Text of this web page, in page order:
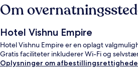
Om
Hotel Vishnu Empire
Hotel Vishnu Empire er en oplagt
Gratis faciliteter inkluderer Wi-Fi og
Oplysninger om